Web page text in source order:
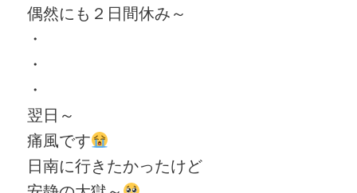
偶然にも２日間休み～
・
・
・
翌日～
痛風です
日南に行きたかったけど